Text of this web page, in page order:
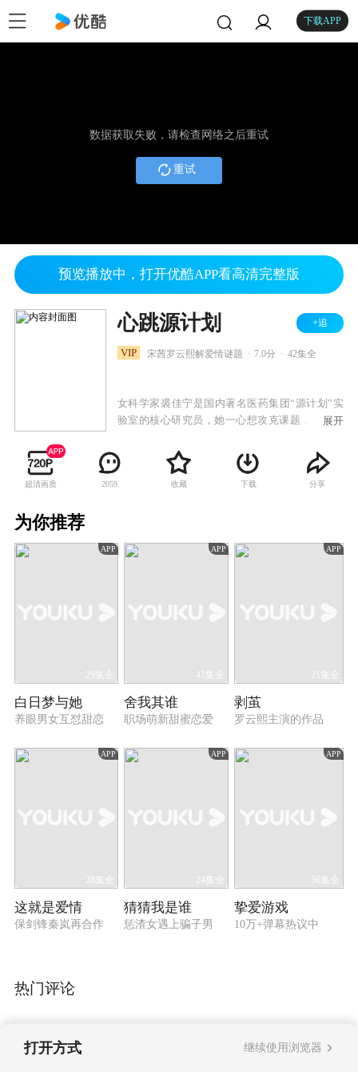
下载APP
数据获取失败，请检查网络之后重试
重试
预览播放中，打开优酷APP看高清完整版
心跳源计划 +追
VIP 宋茜罗云熙解爱情谜题 7.0分 42集全
女科学家裘佳宁是国内著名医药集团“源计划”实
验室的核心研究员，她一心想攻克课题，向科学
的权威地位。试验进行到临床阶段，实验室来了
一名新晋研究员周小山。周小山的睿智内敛吸引
了裘佳宁的注意，而裘佳宁的美丽坚强也搅乱了
科学家的感召，坚决捍卫祖国的科研成果，在这
展开
超清画质 2059 收藏 下载 分享
为你推荐
APP
29集全
白日梦与她
养眼男女互怼甜恋
APP
41集全
舍我其谁
职场萌新甜蜜恋爱
APP
21集全
剥茧
罗云熙主演的作品
APP
28集全
这就是爱情
保剑锋秦岚再合作
APP
24集全
猜猜我是谁
惩渣女遇上骗子男
APP
56集全
挚爱游戏
10万+弹幕热议中
热门评论
打开方式 继续使用浏览器